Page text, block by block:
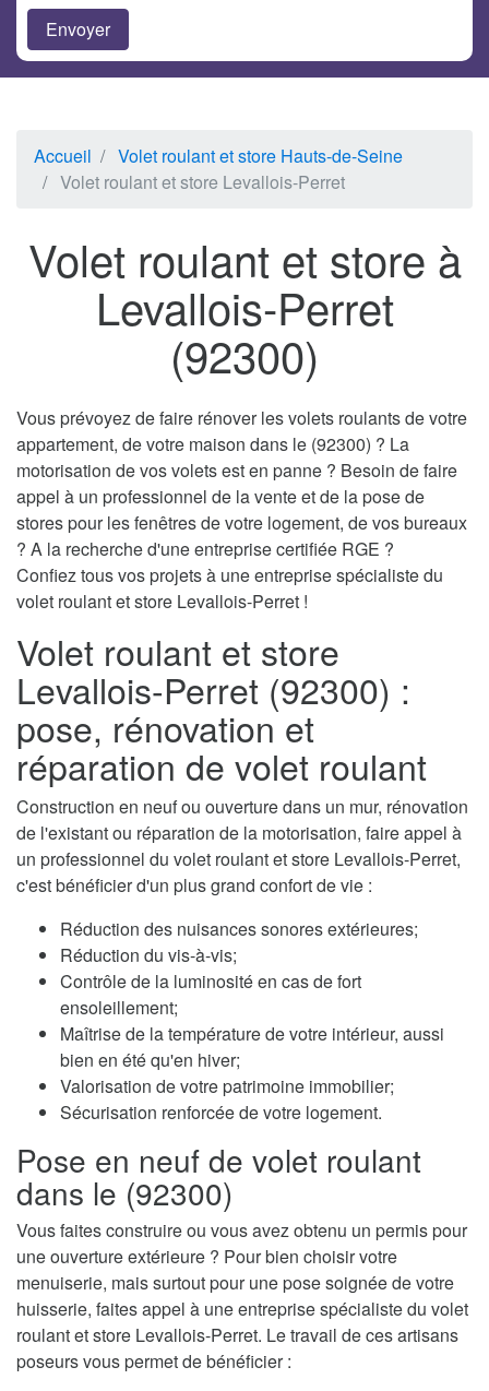
Accueil
Volet roulant et store Hauts-de-Seine
Volet roulant et store Levallois-Perret
Volet roulant et store à
Levallois-Perret
(92300)
Vous prévoyez de faire rénover les volets roulants de votre
appartement, de votre maison dans le (92300) ? La
motorisation de vos volets est en panne ? Besoin de faire
appel à un professionnel de la vente et de la pose de
stores pour les fenêtres de votre logement, de vos bureaux
? A la recherche d'une entreprise certifiée RGE ?
Confiez tous vos projets à une entreprise spécialiste du
volet roulant et store Levallois-Perret !
Volet roulant et store
Levallois-Perret (92300) :
pose, rénovation et
réparation de volet roulant
Construction en neuf ou ouverture dans un mur, rénovation
de l'existant ou réparation de la motorisation, faire appel à
un professionnel du volet roulant et store Levallois-Perret,
c'est bénéficier d'un plus grand confort de vie :
Réduction des nuisances sonores extérieures;
Réduction du vis-à-vis;
Contrôle de la luminosité en cas de fort
ensoleillement;
Maîtrise de la température de votre intérieur, aussi
bien en été qu'en hiver;
Valorisation de votre patrimoine immobilier;
Sécurisation renforcée de votre logement.
Pose en neuf de volet roulant
dans le (92300)
Vous faites construire ou vous avez obtenu un permis pour
une ouverture extérieure ? Pour bien choisir votre
menuiserie, mais surtout pour une pose soignée de votre
huisserie, faites appel à une entreprise spécialiste du volet
roulant et store Levallois-Perret. Le travail de ces artisans
poseurs vous permet de bénéficier :